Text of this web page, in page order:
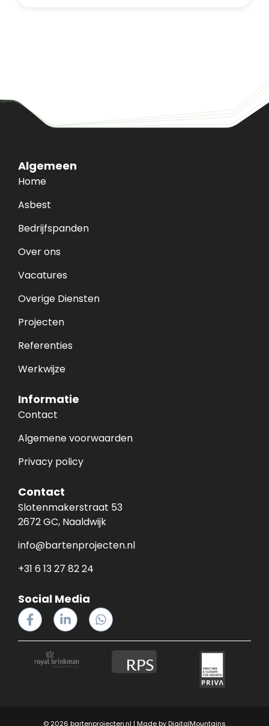
Algemeen
Home
Asbest
Bedrijfspanden
Over ons
Vacatures
Overige Diensten
Projecten
Referenties
Werkwijze
Informatie
Contact
Algemene voorwaarden
Privacy policy
Contact
Slotenmakerstraat 53
2672 GC, Naaldwijk
info@bartenprojecten.nl
+31 6 13 27 82 24
Social Media
© 2026 bartenprojecten.nl | Made by DigitalMountains